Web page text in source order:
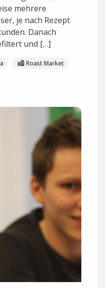
mehrere
je nach Rezept
Danach
und […]
Roast Market